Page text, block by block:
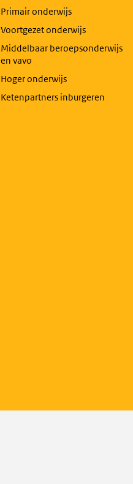
Primair onderwijs
Voortgezet onderwijs
Middelbaar beroepsonderwijs
en vavo
Hoger onderwijs
Ketenpartners inburgeren